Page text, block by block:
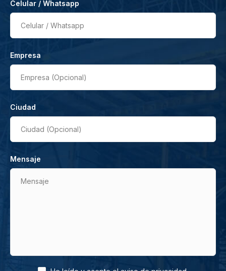
Celular / Whatsapp
Celular / Whatsapp
Empresa
Empresa (Opcional)
Ciudad
Ciudad (Opcional)
Mensaje
Mensaje